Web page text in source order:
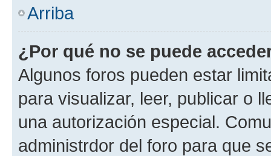
Arriba
¿Por qué no se puede
Algunos foros pueden estar
para visualizar, leer, publicar o
una autorización especial.
administrdor del foro para que